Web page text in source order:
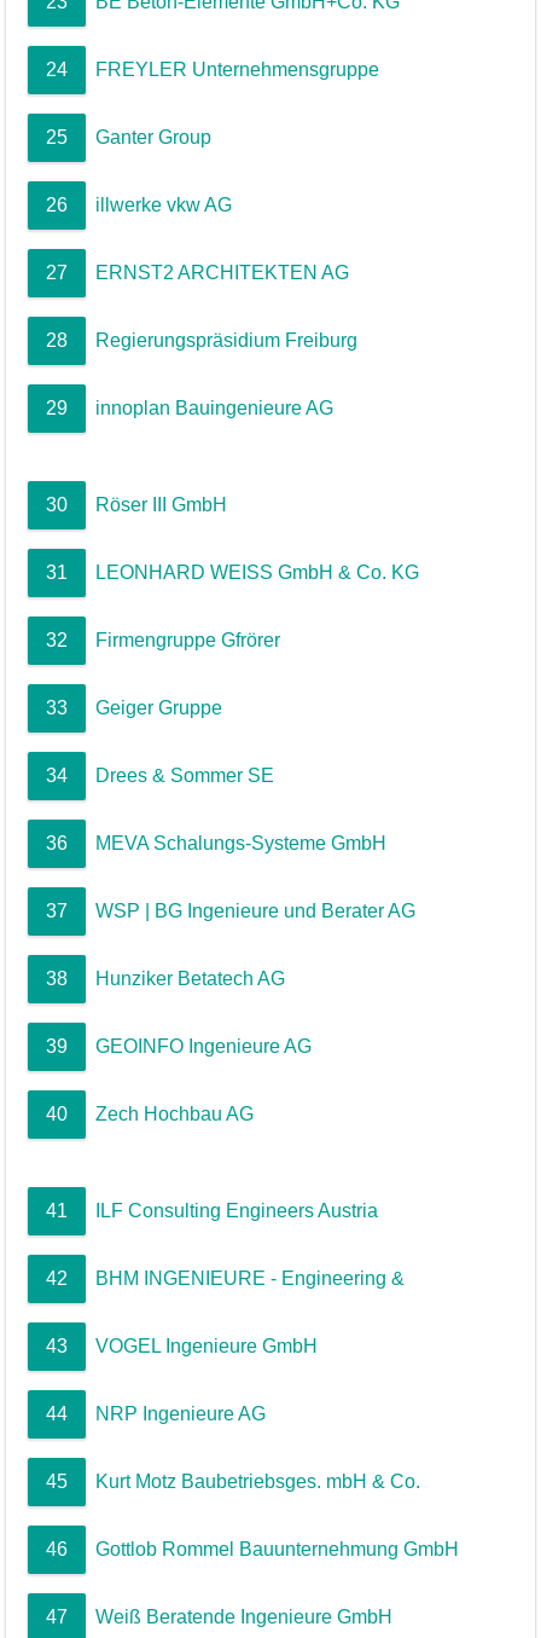
24 FREYLER Unternehmensgruppe
25 Ganter Group
26 illwerke vkw AG
27 ERNST2 ARCHITEKTEN AG
28 Regierungspräsidium Freiburg
29 innoplan Bauingenieure AG
30 Röser III GmbH
31 LEONHARD WEISS GmbH & Co. KG
32 Firmengruppe Gfrörer
33 Geiger Gruppe
34 Drees & Sommer SE
36 MEVA Schalungs-Systeme GmbH
37 WSP | BG Ingenieure und Berater AG
38 Hunziker Betatech AG
39 GEOINFO Ingenieure AG
40 Zech Hochbau AG
41 ILF Consulting Engineers Austria
42 BHM INGENIEURE - Engineering &
43 VOGEL Ingenieure GmbH
44 NRP Ingenieure AG
45 Kurt Motz Baubetriebsges. mbH & Co.
46 Gottlob Rommel Bauunternehmung GmbH
47 Weiß Beratende Ingenieure GmbH